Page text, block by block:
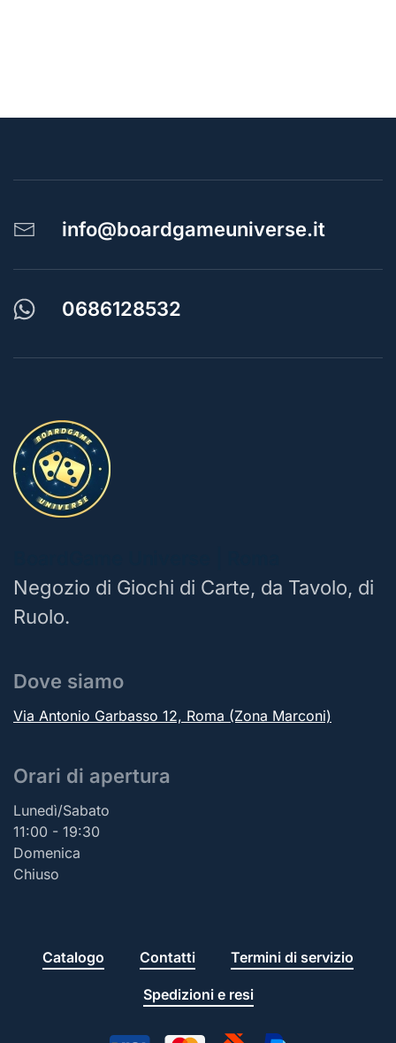
info@boardgameuniverse.it
0686128532
Negozio di Giochi di Carte, da Tavolo, di
Ruolo.
Dove siamo
Via Antonio Garbasso 12, Roma (Zona Marconi)
Orari di apertura
Lunedì/Sabato
11:00 - 19:30
Domenica
Chiuso
Catalogo Contatti Termini di servizio
Spedizioni e resi